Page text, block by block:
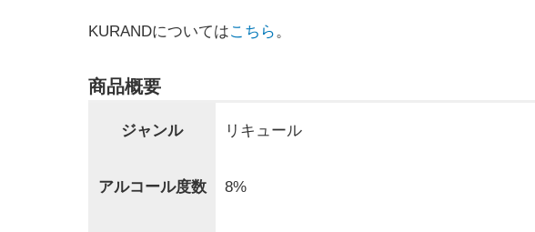
KURANDについてはこちら 。
商品概要
ジャンル リキュール
アルコール度数 8%